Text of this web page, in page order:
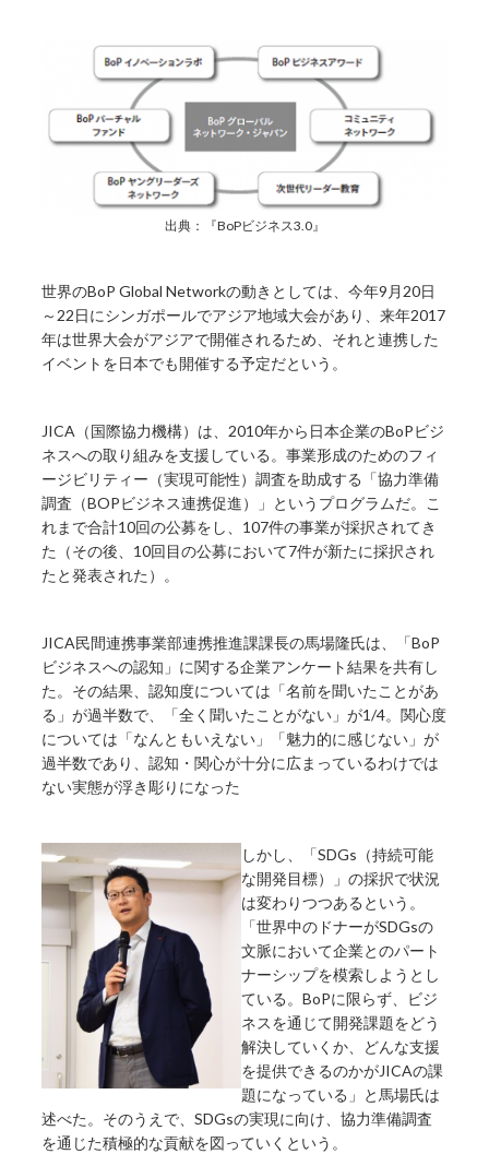
出典：『BoPビジネス3.0』
世界のBoP Global Networkの動きとしては、今年9月20日
～22日にシンガポールでアジア地域大会があり、来年2017
年は世界大会がアジアで開催されるため、それと連携した
イベントを日本でも開催する予定だという。
JICA（国際協力機構）は、2010年から日本企業のBoPビジ
ネスへの取り組みを支援している。事業形成のためのフィ
ージビリティー（実現可能性）調査を助成する「協力準備
調査（BOPビジネス連携促進）」というプログラムだ。こ
れまで合計10回の公募をし、107件の事業が採択されてき
た（その後、10回目の公募において7件が新たに採択され
たと発表された）。
JICA民間連携事業部連携推進課課長の馬場隆氏は、「BoP
ビジネスへの認知」に関する企業アンケート結果を共有し
た。その結果、認知度については「名前を聞いたことがあ
る」が過半数で、「全く聞いたことがない」が1/4。関心度
については「なんともいえない」「魅力的に感じない」が
過半数であり、認知・関心が十分に広まっているわけでは
ない実態が浮き彫りになった
しかし、「SDGs（持続可能
な開発目標）」の採択で状況
は変わりつつあるという。
「世界中のドナーがSDGsの
文脈において企業とのパート
ナーシップを模索しようとし
ている。BoPに限らず、ビジ
ネスを通じて開発課題をどう
解決していくか、どんな支援
を提供できるのかがJICAの課
題になっている」と馬場氏は
述べた。そのうえで、SDGsの実現に向け、協力準備調査
を通じた積極的な貢献を図っていくという。